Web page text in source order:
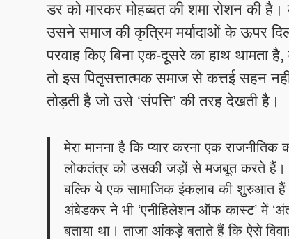
डर को मारकर मोहब्बत की शमा रोशन की
उसने समाज की कृत्रिम मर्यादाओं के ऊपर
परवाह किए बिना एक-दूसरे का हाथ थामता
तो इस पितृसत्तात्मक समाज से कत्तई सहन
तोड़ती है जो उसे ‘संपत्ति’ की तरह देखती है।
​मेरा मानना है कि प्यार करना एक
लोकतंत्र को उसकी जड़ों से मजबूत करते हैं।
बल्कि ये एक सामाजिक इंकलाब की शुरुआत हैं।
अंबेडकर ने भी ‘एनीहिलेशन ऑफ कास्ट’ में
बताया था। ताजा आंकड़े बताते हैं कि ऐसे